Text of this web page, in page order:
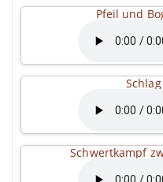
Pfeil und
Schwertkampf